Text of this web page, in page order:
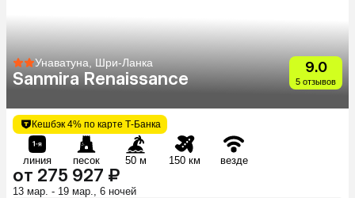
Унаватуна, Шри-Ланка
Sanmira Renaissance
9.0
5 отзывов
Кешбэк 4% по карте Т-Банка
линия песок 50 м 150 км везде
от 275 927 ₽
13 мар. - 19 мар., 6 ночей